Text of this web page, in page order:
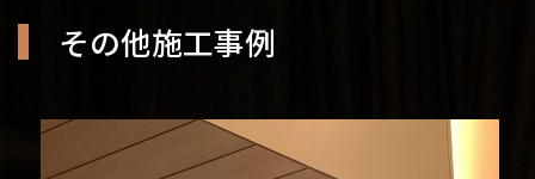
その他施工事例